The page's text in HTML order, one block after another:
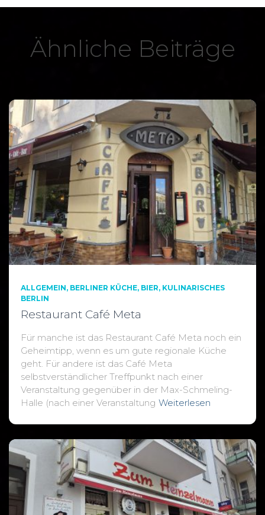
Ähnliche Beiträge
ALLGEMEIN BERLINER KÜCHE BIER KULINARISCHES
BERLIN
Restaurant Café Meta
Für manche ist das Restaurant Café Meta noch ein
Geheimtipp, wenn es um gute regionale Küche
geht. Für andere ist das Café Meta
selbstverständlicher Treffpunkt nach einer
Veranstaltung gegenüber in der Max-Schmeling-
Halle (nach einer Veranstaltung Weiterlesen